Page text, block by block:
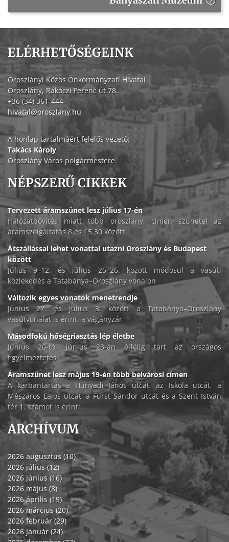
ELÉRHETŐSÉGEINK
Oroszlányi Közös Önkormányzati Hivatal
Oroszlány, Rákóczi Ferenc út 78.
+36 (34) 361-444
hivatal@oroszlany.hu
A honlap tartalmáért felelős vezető:
Takács Károly
Oroszlány Város polgármestere
NÉPSZERŰ CIKKEK
Tervezett áramszünet lesz július 17-én
Hálózatbővítés miatt több oroszlányi címen szünetel az
áramszolgáltatás 8 és 15.30 között
Átszállással lehet vonattal utazni Oroszlány és Budapest
között
Július 9–12. és július 25–26. között módosul a vasúti
közlekedés a Tatabánya–Oroszlány vonalon
Változik egyes vonatok menetrendje
Június 27. és július 3. között a Tatabánya–Oroszlány
vasútvonalat is érinti a vágányzár
Másodfokú hőségriasztás lép életbe
Június 20-tól június 23-án éjfélig tart az országos
figyelmeztetés
Áramszünet lesz május 19-én több belvárosi címen
A karbantartás a Hunyadi János utcát, az Iskola utcát, a
Mészáros Lajos utcát, a Fürst Sándor utcát és a Szent István
tér 1. számot is érinti.
ARCHÍVUM
2026 augusztus (10)
2026 július (12)
2026 június (16)
2026 május (8)
2026 április (19)
2026 március (20)
2026 február (29)
2026 január (24)